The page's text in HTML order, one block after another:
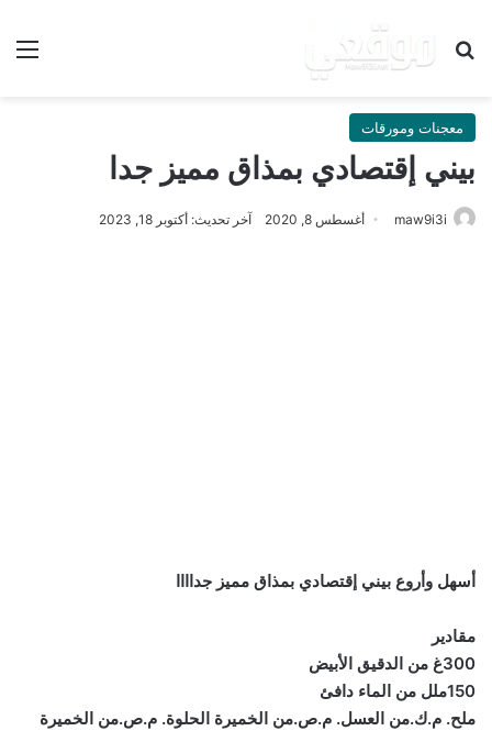
بحث عن
معجنات ومورقات
بيني إقتصادي بمذاق مميز جدا
maw9i3i أغسطس 8, 2020 آخر تحديث: أكتوبر 18, 2023
أسهل وأروع بيني إقتصادي بمذاق مميز جداااا
مقادير
300غ من الدقيق الأبيض
150ملل من الماء دافئ
ملح. م.ك.من العسل. م.ص.من الخميرة الحلوة. م.ص.من الخميرة